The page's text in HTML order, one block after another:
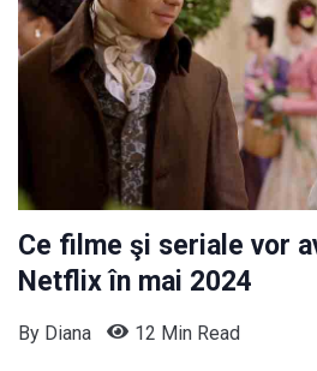
Ce filme şi seriale vor
Netflix în mai 2024
By Diana 12 Min Read